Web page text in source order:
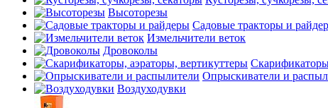
Высоторезы
Садовые тракторы и
Измельчители веток
Дровоколы
Опрыскиватели и
Воздуходувки